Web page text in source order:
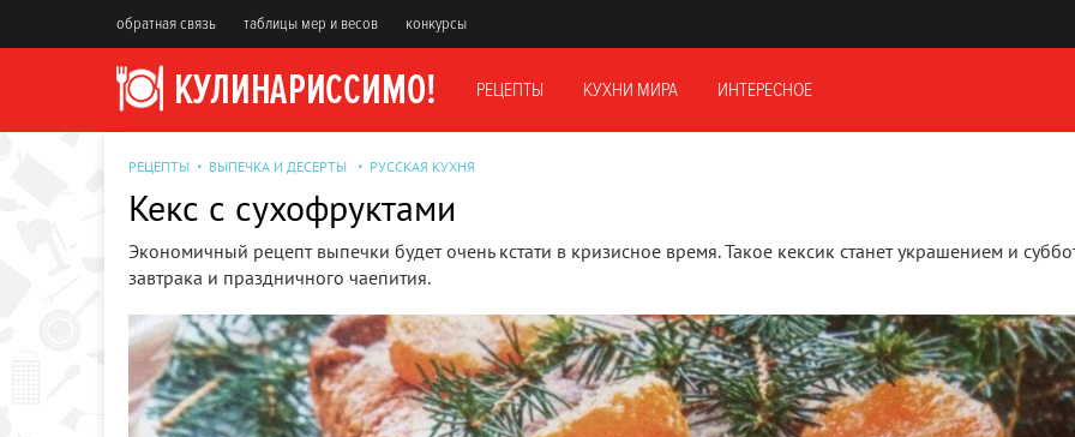
обратная связь таблицы мер и весов конкурсы
РЕЦЕПТЫ КУХНИ МИРА ИНТЕРЕСНОЕ
РЕЦЕПТЫ ВЫПЕЧКА И ДЕСЕРТЫ РУССКАЯ КУХНЯ
Кекс с сухофруктами
Экономичный рецепт выпечки будет очень кстати в кризисное время. Такое кексик станет украшением и
завтрака и праздничного чаепития.